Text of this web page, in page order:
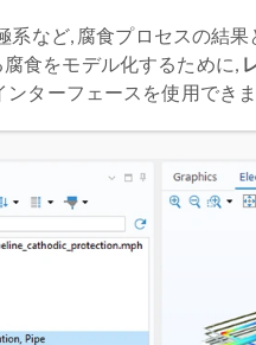
系など, 腐食プロセスの結
食をモデル化するために,
ンターフェースを使用できま